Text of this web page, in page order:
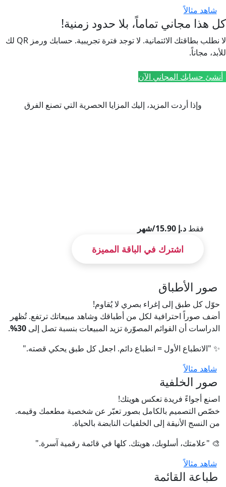
شاهد مثالاً
كل هذا مجاني تماماً، بلا حدود زمنية!
لا نطلب بطاقتك الائتمانية. لا توجد فترة تجريبية. حسابك ورمز QR لك
للأبد، مجاناً.
أنشئ حسابك المجاني الآن
وإذا أردت المزيد، إليك المزايا الحصرية التي تصنع الفرق
فقط د.إ 15.90/شهر
اشترك في الباقة المميزة
صور الأطباق
حوّل كل طبق إلى إغراء بصري لا يُقاوم!
أضف صوراً احترافية لكل من أطباقك وشاهد مبيعاتك ترتفع. تُظهر
الدراسات أن القوائم المصوّرة تزيد المبيعات بنسبة تصل إلى 30%
.
✨ "الانطباع الأول = انطباع دائم. اجعل كل طبق يحكي قصته."
شاهد مثالاً
صور الخلفية
اصنع أجواءً فريدة تعكس هويتك!
خصّص التصميم بالكامل بصور تعبّر عن شخصية مطعمك وقيمه.
من النسج الأنيقة إلى الخلفيات النابضة بالحياة.
🎨 "علامتك، أسلوبك، هويتك. كلها في قائمة رقمية آسرة."
شاهد مثالاً
طباعة القائمة